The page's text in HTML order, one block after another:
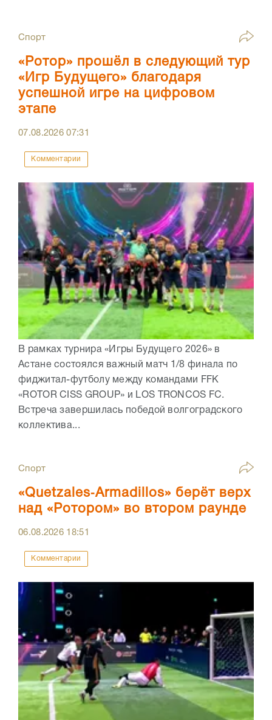
Спорт
«Ротор» прошёл в следующий тур
«Игр Будущего» благодаря
успешной игре на цифровом
этапе
07.08.202607:31
Комментарии
В рамках турнира «Игры Будущего 2026» в
Астане состоялся важный матч 1/8 финала по
фиджитал-футболу между командами FFK
«ROTOR CISS GROUP» и LOS TRONCOS FC.
Встреча завершилась победой волгоградского
коллектива...
Спорт
«Quetzales‑Armadillos» берёт верх
над «Ротором» во втором раунде
06.08.2026 18:51
Комментарии